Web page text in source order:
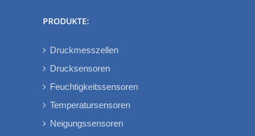
PRODUKTE:
Druckmesszellen
Drucksensoren
Feuchtigkeitssensoren
Temperatursensoren
Neigungssensoren